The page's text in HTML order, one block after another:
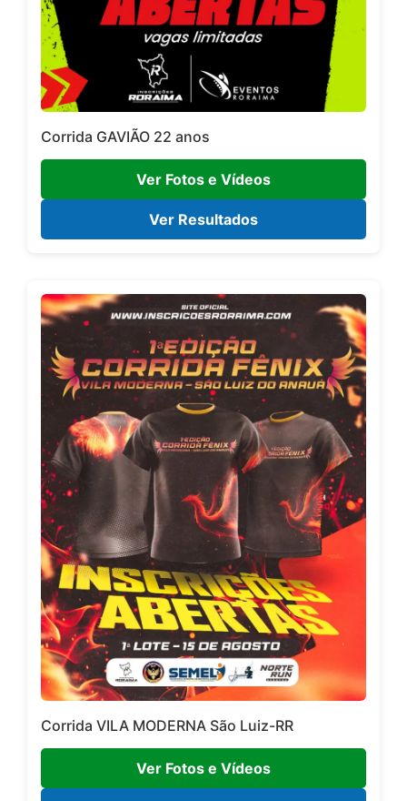
Corrida GAVIÃO 22 anos
Ver Fotos e Vídeos
Ver Resultados
Corrida VILA MODERNA São Luiz-RR
Ver Fotos e Vídeos